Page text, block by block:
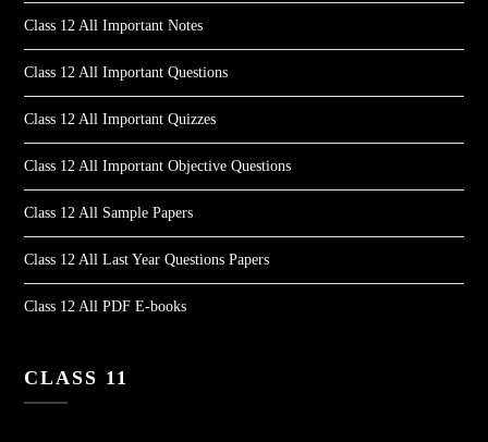
Class 12 All Important Notes
Class 12 All Important Questions
Class 12 All Important Quizzes
Class 12 All Important Objective Questions
Class 12 All Sample Papers
Class 12 All Last Year Questions Papers
Class 12 All PDF E-books
CLASS 11